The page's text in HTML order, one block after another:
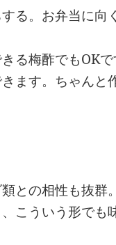
る。お弁当に向
る梅酢でもOK
ます。ちゃんと
との相性も抜群
こういう形でも